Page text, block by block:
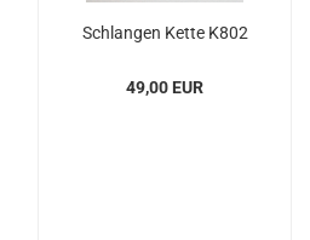
Schlan­gen Kette K802
49,00 EUR